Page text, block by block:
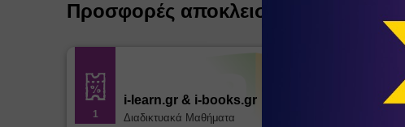
Προσφορές αποκλειστικά για εσένα
1
i-learn.gr & i-books.gr
Διαδικτυακά Μαθήματα